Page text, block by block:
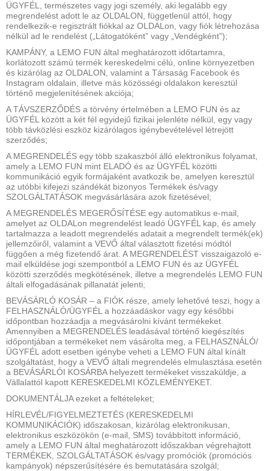
ÜGYFÉL, természetes vagy jogi személy, aki legalább egy
megrendelést adott le az OLDALON, függetlenül attól, hogy
rendelkezik-e regisztrált fiókkal az OLDALon, vagy fiók létrehozása
nélkül ad le rendelést („Látogatóként” vagy „Vendégként”);
KAMPÁNY, a LEMO FUN által meghatározott időtartamra,
korlátozott számú termék kereskedelmi célú, online környezetben
és kizárólag az OLDALON, valamint a Társaság Facebook és
Instagram oldalain, illetve más közösségi oldalakon keresztül
történő megjelenítésének akciója;
A TÁVSZERZŐDÉS a törvény értelmében a LEMO FUN és az
ÜGYFÉL között a két fél egyidejű fizikai jelenléte nélkül, egy vagy
több távközlési eszköz kizárólagos igénybevételével létrejött
szerződés;
A MEGRENDELÉS egy több szakaszból álló elektronikus folyamat,
amely a LEMO FUN mint ELADÓ és az ÜGYFÉL közötti
kommunikáció egyik formájaként avatkozik be, amelyen keresztül
az utóbbi kifejezi szándékát bizonyos Termékek és/vagy
SZOLGÁLTATÁSOK megvásárlására azok fizetésével;
A MEGRENDELÉS MEGERŐSÍTÉSE egy automatikus e-mail,
amelyet az OLDALon megrendelést leadó ÜGYFÉL kap, és amely
tartalmazza a leadott megrendelés adatait a megrendelt termék(ek)
jellemzőiről, valamint a VEVŐ által választott fizetési módtól
függően a még fizetendő árat. A MEGRENDELÉST visszaigazoló e-
mail elküldése jogi szempontból a LEMO FUN és az ÜGYFÉL
közötti szerződés megkötésének, illetve a megrendelés LEMO FUN
általi elfogadásának pillanatát jelenti;
BEVÁSÁRLÓ KOSÁR – a FIÓK része, amely lehetővé teszi, hogy a
FELHASZNÁLÓ/ÜGYFÉL a hozzáadáskor vagy egy későbbi
időpontban hozzáadja a megvásárolni kívánt termékeket.
Amennyiben a MEGRENDELÉS leadásával történő kiegészítés
időpontjában a termékeket nem vásárolta meg, a FELHASZNÁLÓ/
ÜGYFÉL adott esetben igénybe veheti a LEMO FUN által kínált
szolgáltatást, hogy a VEVŐ általi megrendelés elmulasztása esetén
a BEVÁSÁRLÓI KOSÁRBA helyezett termékeket visszaküldje, a
Vállalattól kapott KERESKEDELMI KÖZLEMÉNYEKET.
DOKUMENTÁLJA ezeket a feltételeket;
HÍRLEVÉL/FIGYELMEZTETÉS (KERESKEDELMI
KOMMUNIKÁCIÓK) időszakosan, kizárólag elektronikusan,
elektronikus eszközökön (e-mail, SMS) továbbított információ,
amely a LEMO FUN által meghatározott időszakban végrehajtott
TERMÉKEK, SZOLGÁLTATÁSOK és/vagy promóciók (promóciós
kampányok) népszerűsítésére és bemutatására szolgál;